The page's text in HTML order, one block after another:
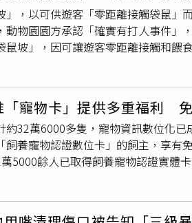
打狂犬病疫苗。只要是飼養或管領
制施打狂犬病疫苗。但若是養在庭
險，仍須施打狂犬病疫苗。●健保
恢復，衛福部健保署推出「全民健
、營養師、物理治療師等人提供整合
術開始，適用對象為70歲以上且麻醉
求自7月1日起，嬰兒用、唇用、眼部
成分安全性試驗數據等資訊，業者
空避難設備 7/1起納安全檢查為推
防空避難設備，納入建築物公共安全
，檢查項目包含進出口通道應保持
或將發生時由國防部發布管制疏散命
疏散避難設施建檔作業要點第9點
對貓會有一些風險，若貓可免強制
政府做動物管理，也增加寵物貓走
對追蹤疫苗接種，應該要另外考量
可透過非獸醫院的寵物登記站做飼
」，以可供遊客「零距離接觸袋鼠」
物園園方承認「確實有打人事件」
坡」，因可讓遊客零距離接觸和餵
客需求。不過近日有遊客在網路上發
的袋鼠鑽到她和朋友之間，然後用
襲後大聲呼救引來工作人員脫困，後
入園前，有告知這個袋鼠在夜晚『
互動須知》中有提到「遊客應遵守
、驅趕袋鼠，不准抓、抱袋鼠等」、
到袋鼠嘴巴附近，讓動物自己進食。
上海野生動物園相關工作人員也表
夜間開放時段，也是袋鼠比較興奮
更新安全提示，讓遊客更了解動物
「寵物卡」提供多重福利
32萬6000多隻，寵物資訊數位化已
飼養寵物認證數位卡」的飼主，享有
5000餘人已取得飼養寵物認證實體
可至新北市動保處官方網站觀看生命
證，即可取得飼養寵物認證數位卡
動保處表示，飼主至動保處或各動物